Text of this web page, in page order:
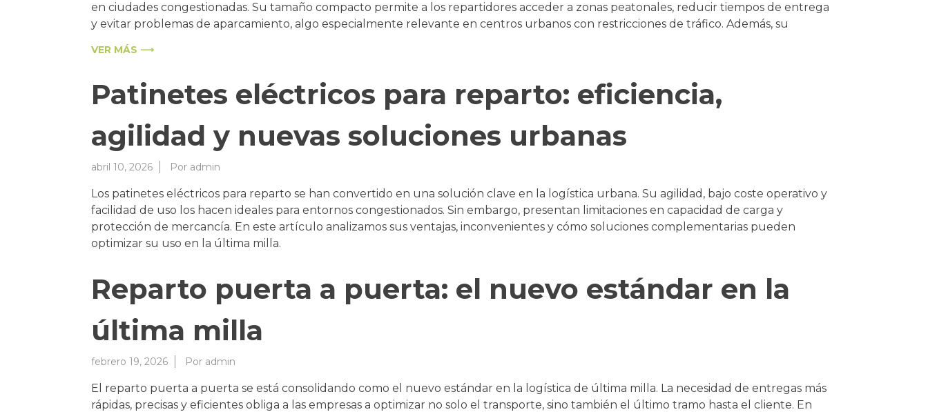
en ciudades congestionadas. Su tamaño compacto permite a los repartidores acceder a zonas peatonales, reducir tiempos de entrega
y evitar problemas de aparcamiento, algo especialmente relevante en centros urbanos con restricciones de tráfico. Además, su
VER MÁS ⟶
Patinetes eléctricos para reparto: eficiencia,
agilidad y nuevas soluciones urbanas
abril 10, 2026 Por admin
Los patinetes eléctricos para reparto se han convertido en una solución clave en la logística urbana. Su agilidad, bajo coste operativo y
facilidad de uso los hacen ideales para entornos congestionados. Sin embargo, presentan limitaciones en capacidad de carga y
protección de mercancía. En este artículo analizamos sus ventajas, inconvenientes y cómo soluciones complementarias pueden
optimizar su uso en la última milla.
Reparto puerta a puerta: el nuevo estándar en la
última milla
febrero 19, 2026 Por admin
El reparto puerta a puerta se está consolidando como el nuevo estándar en la logística de última milla. La necesidad de entregas más
rápidas, precisas y eficientes obliga a las empresas a optimizar no solo el transporte, sino también el último tramo hasta el cliente. En